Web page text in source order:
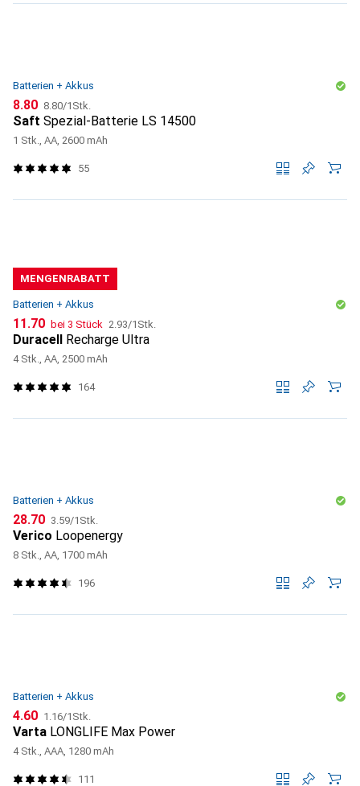
Batterien + Akkus
CHF
8.80 CHF
8.80/1Stk.
Saft Spezial-Batterie LS 14500
1 Stk., AA, 2600 mAh
55
MENGENRABATT
Batterien + Akkus
CHF
11.70 bei 3 Stück CHF
2.93/1Stk.
Duracell Recharge Ultra
4 Stk., AA, 2500 mAh
164
Batterien + Akkus
CHF
28.70 CHF
3.59/1Stk.
Verico Loopenergy
8 Stk., AA, 1700 mAh
196
Batterien + Akkus
CHF
4.60 CHF
1.16/1Stk.
Varta LONGLIFE Max Power
4 Stk., AAA, 1280 mAh
111